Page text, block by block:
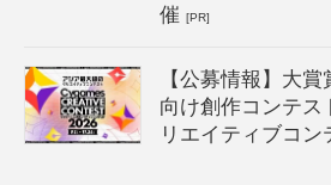
催[PR]
【公募情報】大
向け創作コンテス
リエイティブコン